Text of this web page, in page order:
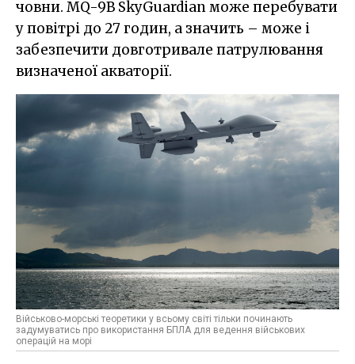
човни. MQ-9B SkyGuardian може перебувати
у повітрі до 27 годин, а значить – може і
забезпечити довготривале патрулювання
визначеної акваторії.
Військово-морські теоретики у всьому світі тільки починають
задумуватись про використання БПЛА для ведення військових
операцій на морі